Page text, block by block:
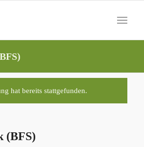
hat bereits stattgefunden.
(BFS)